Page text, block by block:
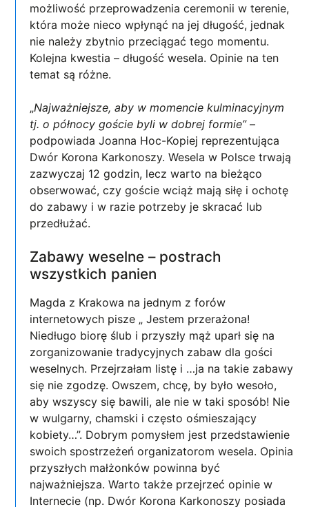
możliwość przeprowadzenia ceremonii w terenie,
która może nieco wpłynąć na jej długość, jednak
nie należy zbytnio przeciągać tego momentu.
Kolejna kwestia – długość wesela. Opinie na ten
temat są różne.
„Najważniejsze, aby w momencie kulminacyjnym
tj. o północy goście byli w dobrej formie”–
podpowiada Joanna Hoc-Kopiej reprezentująca
Dwór Korona Karkonoszy. Wesela w Polsce trwają
zazwyczaj 12 godzin, lecz warto na bieżąco
obserwować, czy goście wciąż mają siłę i ochotę
do zabawy i w razie potrzeby je skracać lub
przedłużać.
Zabawy weselne – postrach
wszystkich panien
Magda z Krakowa na jednym z forów
internetowych pisze „ Jestem przerażona!
Niedługo biorę ślub i przyszły mąż uparł się na
zorganizowanie tradycyjnych zabaw dla gości
weselnych. Przejrzałam listę i …ja na takie zabawy
się nie zgodzę. Owszem, chcę, by było wesoło,
aby wszyscy się bawili, ale nie w taki sposób! Nie
w wulgarny, chamski i często ośmieszający
kobiety…”. Dobrym pomysłem jest przedstawienie
swoich spostrzeżeń organizatorom wesela. Opinia
przyszłych małżonków powinna być
najważniejsza. Warto także przejrzeć opinie w
Internecie (np. Dwór Korona Karkonoszy posiada